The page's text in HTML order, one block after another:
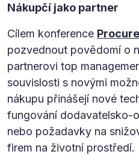
Nákupčí jako partner
Cílem konference
pozvednout povědomí o
partnerovi top
souvislosti s novými
nákupu přinášejí nové
fungování dodavatelsko-
nebo požadavky na
firem na životní prostředí.